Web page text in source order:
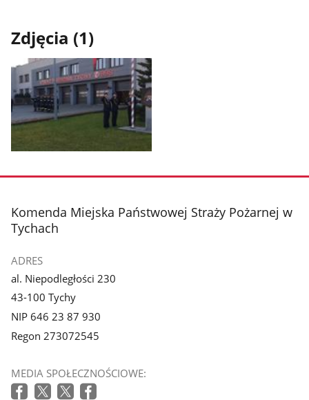
Zdjęcia (1)
zdjęcie
galerii.
stopka
Komenda Miejska Państwowej Straży Pożarnej w
Tychach
ADRES
al. Niepodległości 230
43-100 Tychy
NIP 646 23 87 930
Regon 273072545
MEDIA SPOŁECZNOŚCIOWE: